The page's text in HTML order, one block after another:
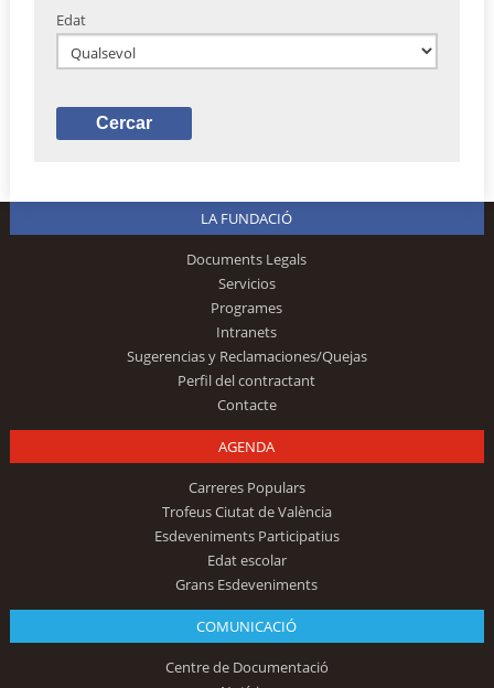
Edat
LA FUNDACIÓ
Documents Legals
Servicios
Programes
Intranets
Sugerencias y Reclamaciones/Quejas
Perfil del contractant
Contacte
AGENDA
Carreres Populars
Trofeus Ciutat de València
Esdeveniments Participatius
Edat escolar
Grans Esdeveniments
COMUNICACIÓ
Centre de Documentació